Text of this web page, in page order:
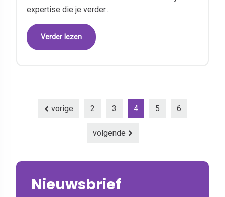
expertise die je verder...
Verder lezen
vorige 2 3 4 5 6
volgende
Nieuwsbrief